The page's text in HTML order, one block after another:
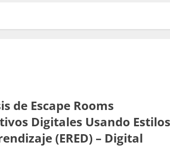
de Escape Rooms
Digitales Usando Estilos
(ERED) – Digital